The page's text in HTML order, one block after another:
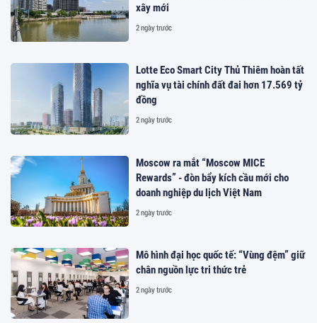
xây mới
2 ngày trước
Lotte Eco Smart City Thủ Thiêm hoàn tất
nghĩa vụ tài chính đất đai hơn 17.569 tỷ
đồng
2 ngày trước
Moscow ra mắt “Moscow MICE
Rewards” - đòn bẩy kích cầu mới cho
doanh nghiệp du lịch Việt Nam
2 ngày trước
Mô hình đại học quốc tế: “Vùng đệm” giữ
chân nguồn lực tri thức trẻ
2 ngày trước